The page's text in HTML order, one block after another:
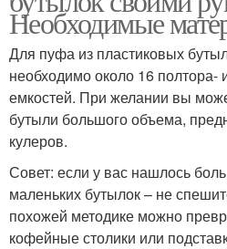
Необходимые
Для пуфа из пластиковых
необходимо около 16 полтора-
емкостей. При желании вы
бутыли большого объема,
кулеров.
Совет: если у вас нашлось
маленьких бутылок – не
похожей методике можно
кофейные столики или